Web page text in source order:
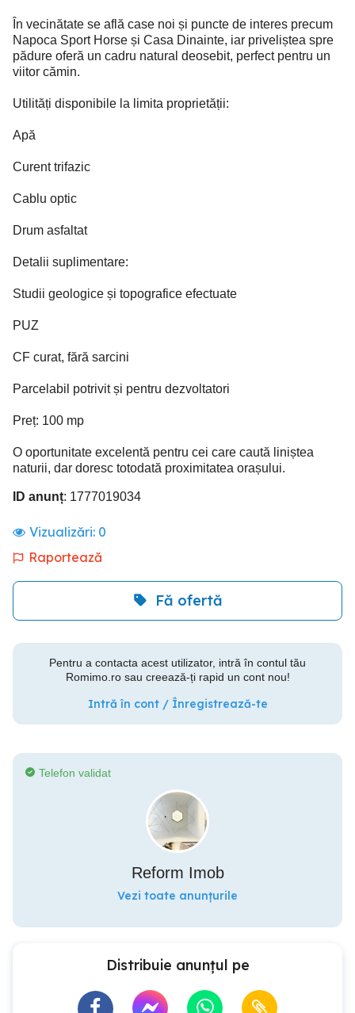
În vecinătate se află case noi și puncte de interes precum
Napoca Sport Horse și Casa Dinainte, iar priveliștea spre
pădure oferă un cadru natural deosebit, perfect pentru un
viitor cămin.
Utilități disponibile la limita proprietății:
Apă
Curent trifazic
Cablu optic
Drum asfaltat
Detalii suplimentare:
Studii geologice și topografice efectuate
PUZ
CF curat, fără sarcini
Parcelabil potrivit și pentru dezvoltatori
Preț: 100 mp
O oportunitate excelentă pentru cei care caută liniștea
naturii, dar doresc totodată proximitatea orașului.
ID anunț: 1777019034
Vizualizări: 0
Raportează
Fă ofertă
Pentru a contacta acest utilizator, intră în contul tău
Romimo.ro sau creează-ți rapid un cont nou!
Intră în cont / Înregistrează-te
Telefon validat
Reform Imob
Vezi toate anunțurile
Distribuie anunțul pe